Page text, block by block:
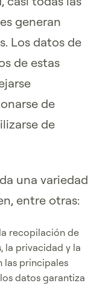
generan
Los datos de
de estas
de
de
una variedad
entre otras:
recopilación de
la privacidad y la
las principales
datos garantiza